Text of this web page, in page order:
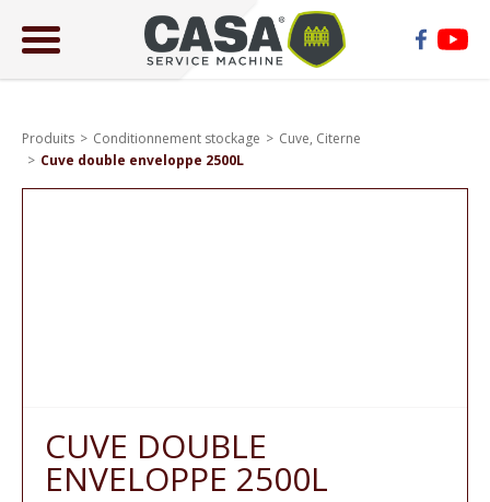
Produits Conditionnement stockage
Cuve, Citerne
Cuve double enveloppe 2500L
CUVE DOUBLE
ENVELOPPE 2500L